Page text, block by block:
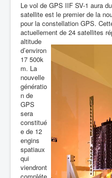
Le vol de GPS IIF SV-1 aura
satellite est le premier de la
pour la constellation GPS.
actuellement de 24 satellites
altitude
d’environ
17 500k
m. La
nouvelle
génératio
n de
GPS
sera
constitué
e de 12
engins
spatiaux
qui
viendront